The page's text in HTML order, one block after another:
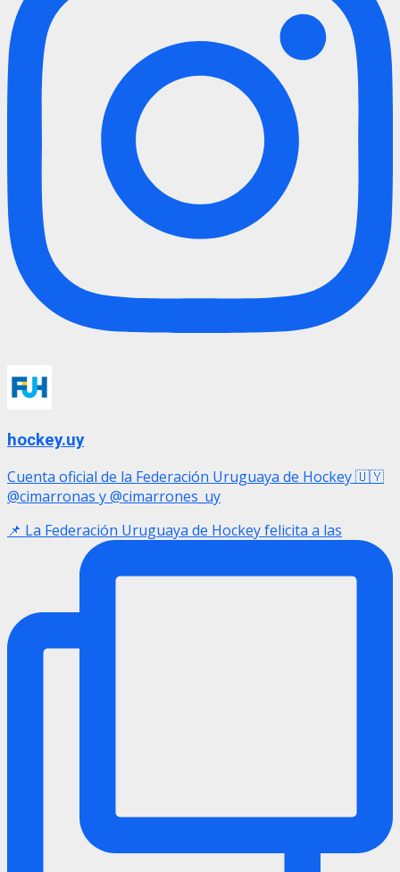
hockey.uy
Cuenta oficial de la Federación Uruguaya de Hockey 🇺🇾
@cimarronas y @cimarrones_uy
📌 La Federación Uruguaya de Hockey felicita a las